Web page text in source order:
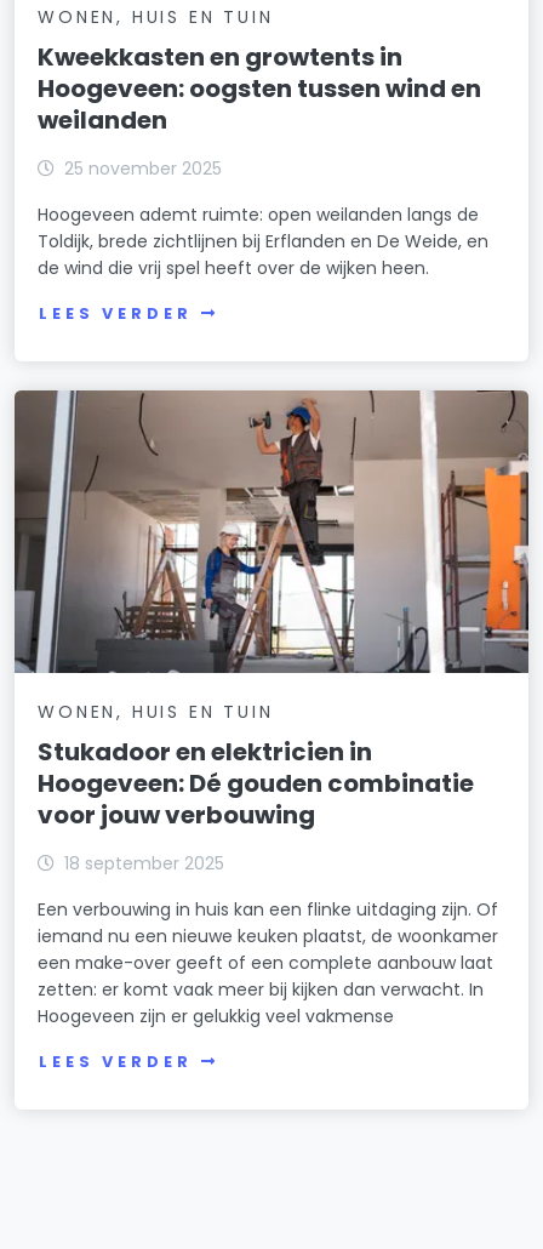
WONEN, HUIS EN TUIN
Kweekkasten en growtents in
Hoogeveen: oogsten tussen wind en
weilanden
25 november 2025
Hoogeveen ademt ruimte: open weilanden langs de
Toldijk, brede zichtlijnen bij Erflanden en De Weide, en
de wind die vrij spel heeft over de wijken heen.
LEES VERDER
WONEN, HUIS EN TUIN
Stukadoor en elektricien in
Hoogeveen: Dé gouden combinatie
voor jouw verbouwing
18 september 2025
Een verbouwing in huis kan een flinke uitdaging zijn. Of
iemand nu een nieuwe keuken plaatst, de woonkamer
een make-over geeft of een complete aanbouw laat
zetten: er komt vaak meer bij kijken dan verwacht. In
Hoogeveen zijn er gelukkig veel vakmense
LEES VERDER